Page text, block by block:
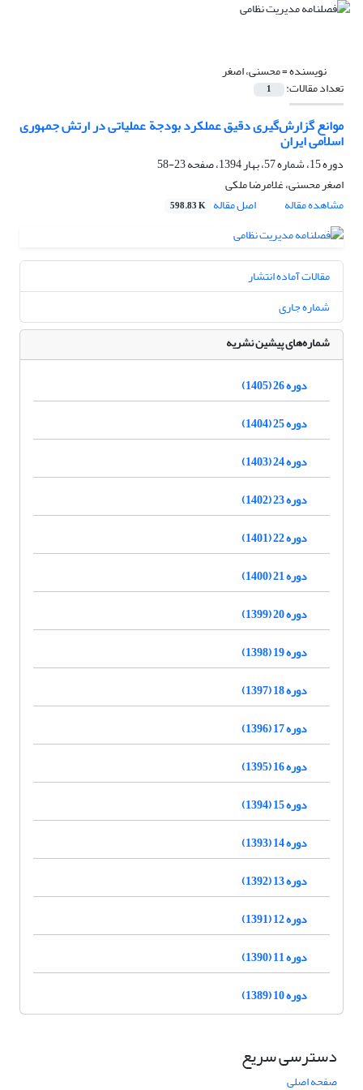
نویسنده =محسنی، اصغر
تعداد مقالات: 1
موانع گزارش‌گیری دقیق عملکرد بودجة عملیاتی در ارتش جمهوری
اسلامی ایران
دوره 15، شماره 57، بهار 1394، صفحه
23-58
اصغر محسنی، غلامرضا ملکی
مشاهده مقاله
اصل مقاله 598.83 K
مقالات آماده انتشار
شماره جاری
شماره‌های پیشین نشریه
دوره 26 (1405)
دوره 25 (1404)
دوره 24 (1403)
دوره 23 (1402)
دوره 22 (1401)
دوره 21 (1400)
دوره 20 (1399)
دوره 19 (1398)
دوره 18 (1397)
دوره 17 (1396)
دوره 16 (1395)
دوره 15 (1394)
دوره 14 (1393)
دوره 13 (1392)
دوره 12 (1391)
دوره 11 (1390)
دوره 10 (1389)
دسترسی سریع
صفحه اصلی